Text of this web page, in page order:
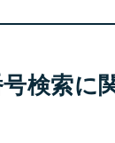
検索に